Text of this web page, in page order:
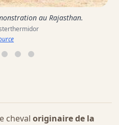
au Rajasthan.
cheval originaire de la